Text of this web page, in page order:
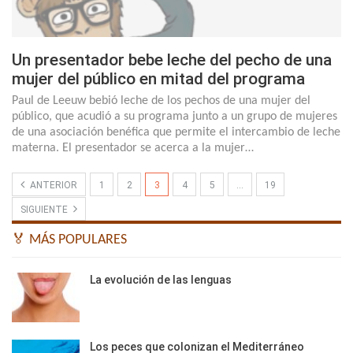
Un presentador bebe leche del pecho de una
mujer del público en mitad del programa
Paul de Leeuw bebió leche de los pechos de una mujer del
público, que acudió a su programa junto a un grupo de mujeres
de una asociación benéfica que permite el intercambio de leche
materna. El presentador se acerca a la mujer…
ANTERIOR 1 2 3 4 5 … 19
SIGUIENTE
🏅 MÁS POPULARES
La evolución de las lenguas
Los peces que colonizan el Mediterráneo